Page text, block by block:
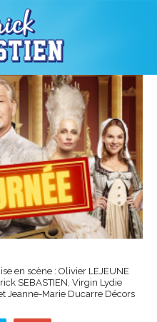
en scène : Olivier LEJEUNE
SEBASTIEN, Virgin Lydie
Jeanne-Marie Ducarre Décors